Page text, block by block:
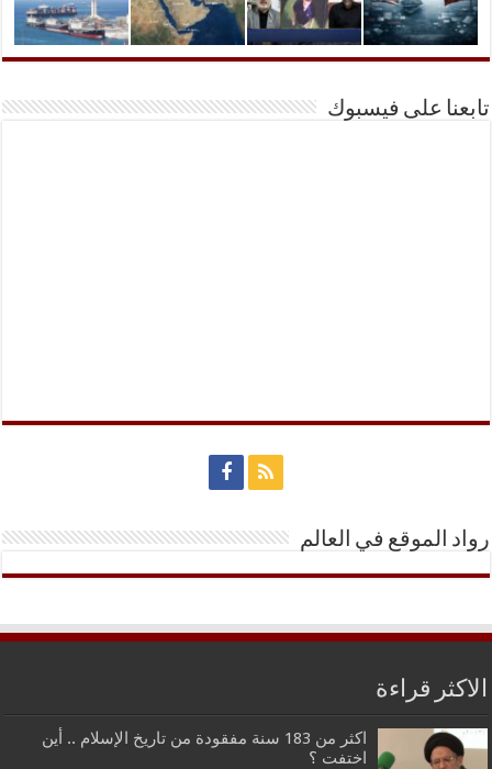
تابعنا على فيسبوك
رواد الموقع في العالم
الاكثر قراءة
اكثر من 183 سنة مفقودة من تاريخ الإسلام .. أين
اختفت ؟